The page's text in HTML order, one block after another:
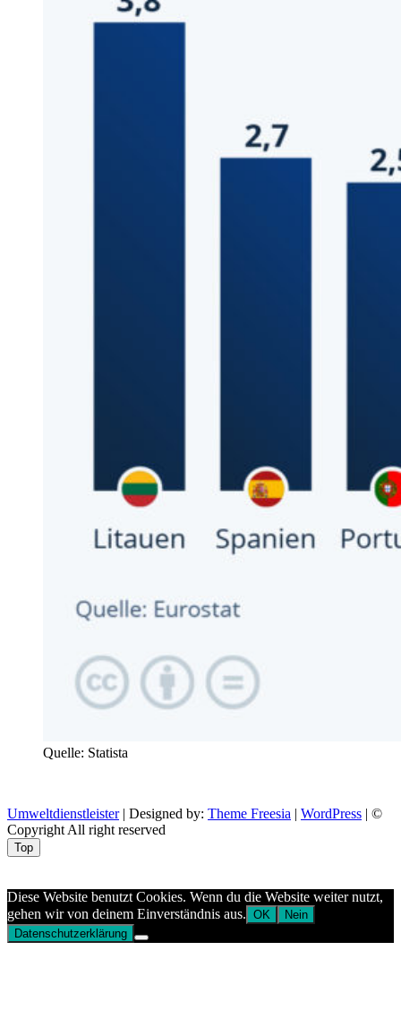
Quelle: Statista
Umweltdienstleister| Designed by: Theme Freesia | WordPress | ©
Copyright All right reserved
Top
Diese Website benutzt Cookies. Wenn du die Website weiter nutzt,
gehen wir von deinem Einverständnis aus. OK
Nein
Datenschutzerklärung